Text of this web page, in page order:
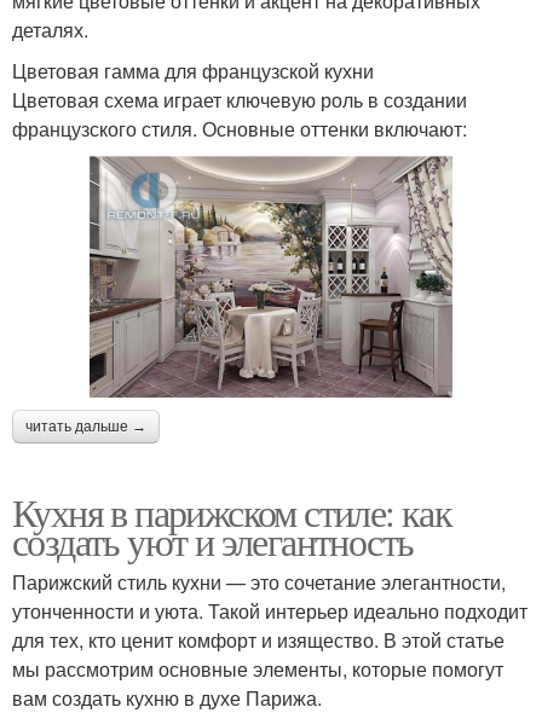
деталях.
Цветовая гамма для французской кухни
Цветовая схема играет ключевую роль в создании
французского стиля. Основные оттенки включают:
читать дальше →
Кухня в парижском стиле: как
создать уют и элегантность
Парижский стиль кухни — это сочетание элегантности,
утонченности и уюта. Такой интерьер идеально подходит
для тех, кто ценит комфорт и изящество. В этой статье
мы рассмотрим основные элементы, которые помогут
вам создать кухню в духе Парижа.